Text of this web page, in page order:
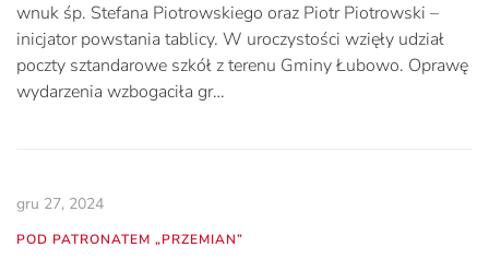
wnuk śp. Stefana Piotrowskiego oraz Piotr Piotrowski –
inicjator powstania tablicy. W uroczystości wzięły udział
poczty sztandarowe szkół z terenu Gminy Łubowo. Oprawę
wydarzenia wzbogaciła gr…
gru 27, 2024
POD PATRONATEM „PRZEMIAN”